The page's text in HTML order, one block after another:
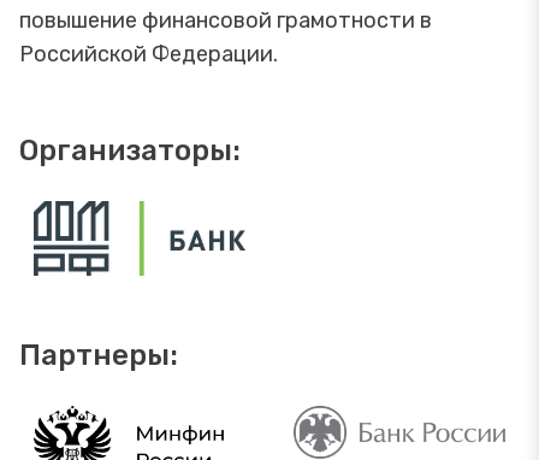
повышение финансовой грамотности в
Российской Федерации.
Организаторы:
Партнеры: